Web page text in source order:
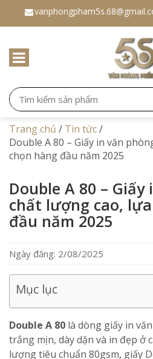
Trang chủ / Tin tức/
Double A 80 – Giấy in văn
chọn hàng đầu năm 2025
Double A 80 –
chất lượng cao,
đầu năm 2025
Ngày đăng: 2/08/2025
Mục lục
Double A 80 là dòng giấy in
trắng mịn, dày dặn và in đẹp ở
lượng tiêu chuẩn 80gsm, giấy